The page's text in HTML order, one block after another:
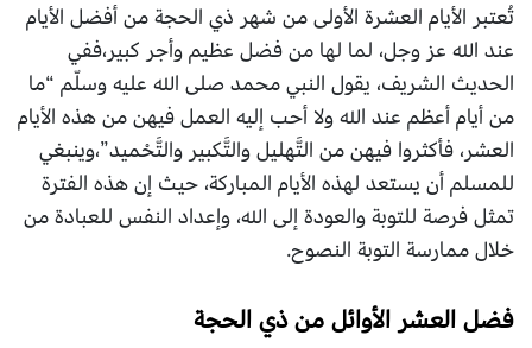
تُعتبر الأيام العشرة الأولى من شهر ذي الحجة من أفضل الأيام
عند الله عز وجل، لما لها من فضل عظيم وأجر كبير،ففي
الحديث الشريف، يقول النبي محمد صلى الله عليه وسلّم “ما
من أيام أعظم عند الله ولا أحب إليه العمل فيهن من هذه الأيام
العشر، فأكثروا فيهن من التَّهليل والتَّكبير والتَّحْميد”،وينبغي
للمسلم أن يستعد لهذه الأيام المباركة، حيث إن هذه الفترة
تمثل فرصة للتوبة والعودة إلى الله، وإعداد النفس للعبادة من
خلال ممارسة التوبة النصوح.
فضل العشر الأوائل من ذي الحجة